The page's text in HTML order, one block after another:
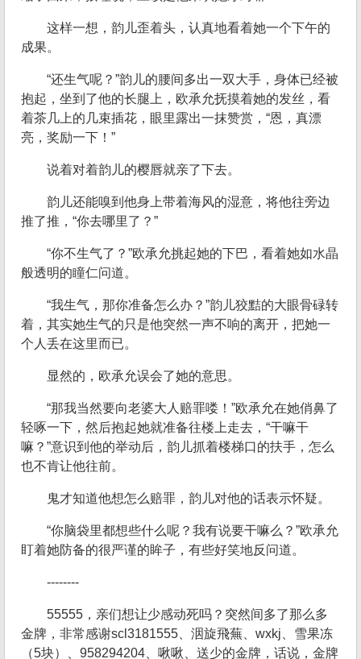
这样一想，韵儿歪着头，认真地看着她一个下午的
成果。
“还生气呢？”韵儿的腰间多出一双大手，身体已经被
抱起，坐到了他的长腿上，欧承允抚摸着她的发丝，看
着茶几上的几束插花，眼里露出一抹赞赏，“恩，真漂
亮，奖励一下！”
说着对着韵儿的樱唇就亲了下去。
韵儿还能嗅到他身上带着海风的湿意，将他往旁边
推了推，“你去哪里了？”
“你不生气了？”欧承允挑起她的下巴，看着她如水晶
般透明的瞳仁问道。
“我生气，那你准备怎么办？”韵儿狡黠的大眼骨碌转
着，其实她生气的只是他突然一声不响的离开，把她一
个人丢在这里而已。
显然的，欧承允误会了她的意思。
“那我当然要向老婆大人赔罪喽！”欧承允在她俏鼻了
轻啄一下，然后抱起她就准备往楼上走去，“干嘛干
嘛？”意识到他的举动后，韵儿抓着楼梯口的扶手，怎么
也不肯让他往前。
鬼才知道他想怎么赔罪，韵儿对他的话表示怀疑。
“你脑袋里都想些什么呢？我有说要干嘛么？”欧承允
盯着她防备的很严谨的眸子，有些好笑地反问道。
--------
55555，亲们想让少感动死吗？突然间多了那么多
金牌，非常感谢scl3181555、洇旋飛蕪、wxkj、雪果冻
（5块）、958294204、啾啾、送少的金牌，话说，金牌